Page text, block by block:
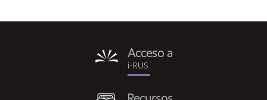
i-
rus.png
Acceso a
i-RUS